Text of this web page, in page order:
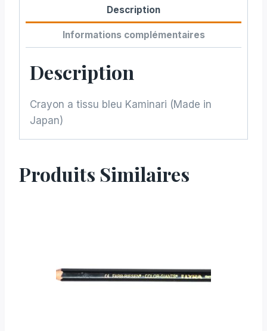
Description
Informations complémentaires
Description
Crayon a tissu bleu Kaminari (Made in
Japan)
Produits Similaires